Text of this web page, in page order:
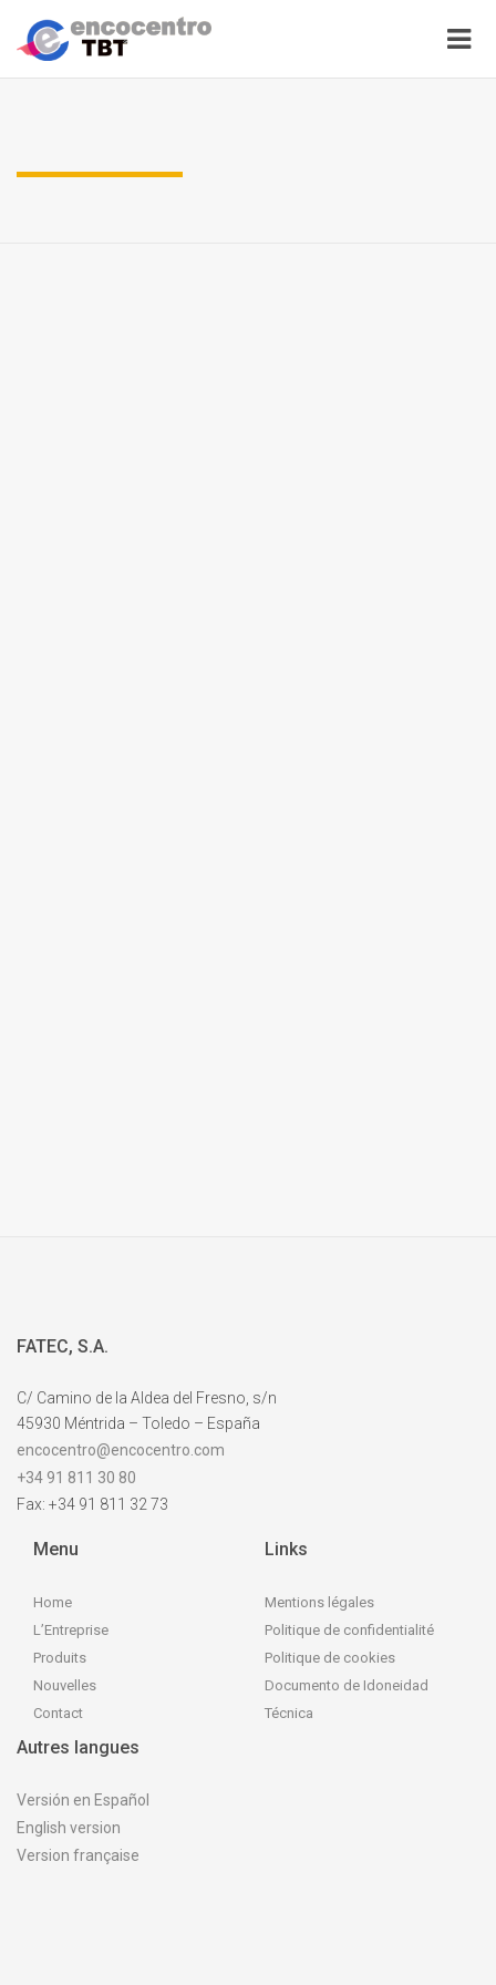
FATEC, S.A.
C/ Camino de la Aldea del Fresno, s/n
45930 Méntrida – Toledo – España
encocentro@encocentro.com
+34 91 811 30 80
Fax: +34 91 811 32 73
Menu
Home
L’Entreprise
Produits
Nouvelles
Contact
Links
Mentions légales
Politique de confidentialité
Politique de cookies
Documento de Idoneidad
Técnica
Autres langues
Versión en Español
English version
Version française